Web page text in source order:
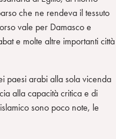
che ne rendeva il tessuto
vale per Damasco e
e molte altre importanti città
paesi arabi alla sola vicenda
alla capacità critica e di
sono poco note, le